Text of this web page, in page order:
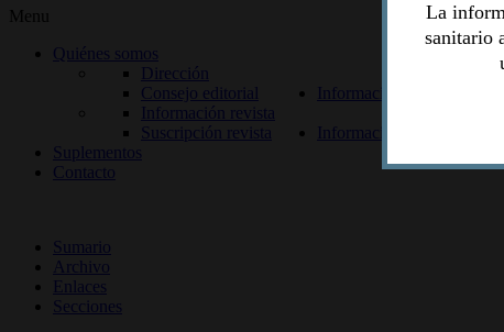
Menu
Quiénes somos
Dirección
Consejo editorial
Información lectores
Información revista
Suscripción revista
Información autores
Suplementos
Contacto
Sumario
Archivo
Enlaces
Secciones
La
sanitario